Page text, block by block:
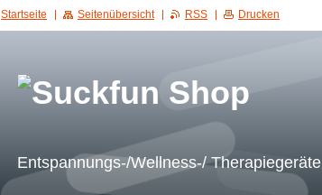
Entspannungs-/Wellness-/ Therapiegeräte
Startseite Seitenübersicht RSS Drucken